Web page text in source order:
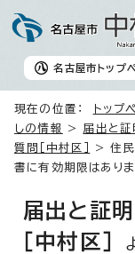
名古屋市 トップ
現在の位置： トップ
しの情報
> 届出と証
質問［中村区］
> 住民
書に有効期限はあり
届出と証
［中村区］